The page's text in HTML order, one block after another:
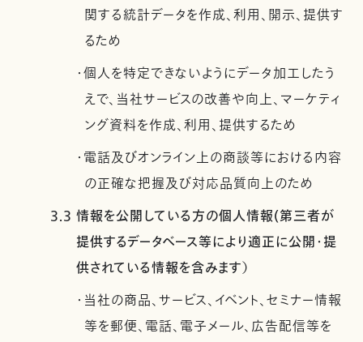
関する統計データを作成、利用、開示、提供す
るため
・個人を特定できないようにデータ加工したう
えで、当社サービスの改善や向上、マーケティ
ング資料を作成、利用、提供するため
・電話及びオンライン上の商談等における内容
の正確な把握及び対応品質向上のため
3.3 情報を公開している方の個人情報(第三者が
提供するデータベース等により適正に公開・提
供されている情報を含みます）
・当社の商品、サービス、イベント、セミナー情報
等を郵便、電話、電子メール、広告配信等を